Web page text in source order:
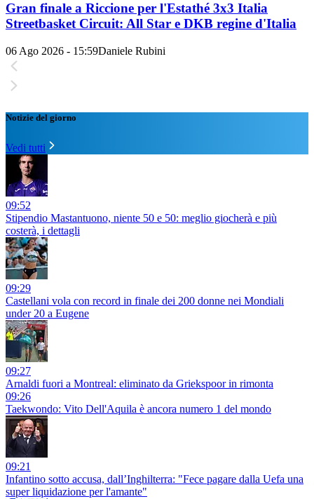
Gran finale a Riccione per l'Estathé 3x3 Italia
Streetbasket Circuit: All Star e DKB regine d'Italia
06 Ago 2026 - 15:59Daniele Rubini
Notizie del giorno
Vedi tutti
09:52
Stipendio Mastantuono, niente 50 e 50: meglio giocherà e più
costerà, i dettagli
09:29
Castellani vola con record in finale dei 200 donne nei Mondiali
under 20 a Eugene
09:27
Arnaldi fuori a Montreal: eliminato da Griekspoor in rimonta
09:26
Taekwondo: Vito Dell'Aquila è ancora numero 1 del mondo
09:21
Infantino sotto accusa, dall’Inghilterra: "Fece pagare dalla Uefa una
super liquidazione per l'amante"